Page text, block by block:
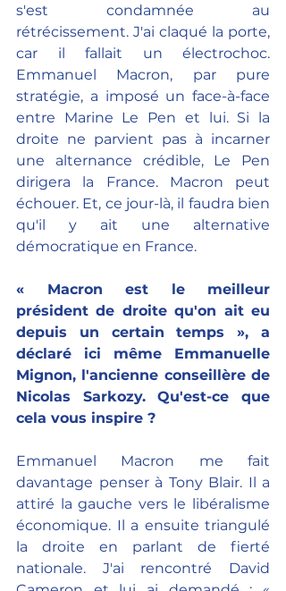
s'est condamnée au
rétrécissement. J'ai claqué la porte,
car il fallait un électrochoc.
Emmanuel Macron, par pure
stratégie, a imposé un face-à-face
entre Marine Le Pen et lui. Si la
droite ne parvient pas à incarner
une alternance crédible, Le Pen
dirigera la France. Macron peut
échouer. Et, ce jour-là, il faudra bien
qu'il y ait une alternative
démocratique en France.
« Macron est le meilleur
président de droite qu'on ait eu
depuis un certain temps », a
déclaré ici même Emmanuelle
Mignon, l'ancienne conseillère de
Nicolas Sarkozy. Qu'est-ce que
cela vous inspire ?
Emmanuel Macron me fait
davantage penser à Tony Blair. Il a
attiré la gauche vers le libéralisme
économique. Il a ensuite triangulé
la droite en parlant de fierté
nationale. J'ai rencontré David